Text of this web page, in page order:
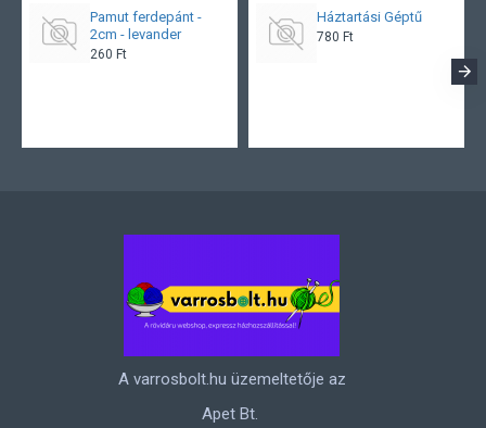
Pamut ferdepánt -
2cm - levander
260 Ft
Háztartási Géptű
780 Ft
A varrosbolt.hu üzemeltetője az
Apet Bt.